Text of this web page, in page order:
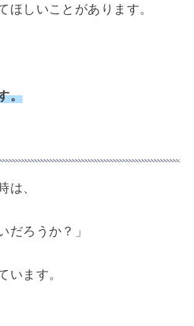
ほしいことがあります。
。
は、
だろうか？」
います。